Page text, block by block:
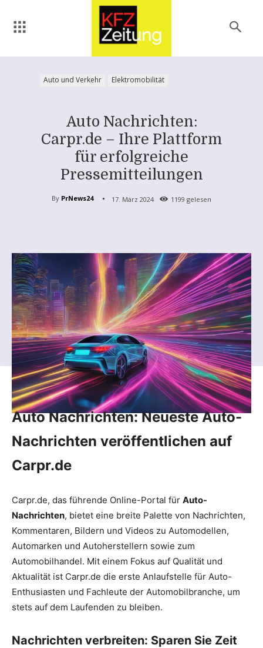
Auto und Verkehr Elektromobilität
Auto Nachrichten:
Carpr.de – Ihre Plattform
für erfolgreiche
Pressemitteilungen
By PrNews24 17. März 2024 1199 gelesen
Auto Nachrichten: Neueste Auto-
Nachrichten veröffentlichen auf
Carpr.de
Carpr.de, das führende Online-Portal für Auto-
Nachrichten, bietet eine breite Palette von Nachrichten,
Kommentaren, Bildern und Videos zu Automodellen,
Automarken und Autoherstellern sowie zum
Automobilhandel. Mit einem Fokus auf Qualität und
Aktualität ist Carpr.de die erste Anlaufstelle für Auto-
Enthusiasten und Fachleute der Automobilbranche, um
stets auf dem Laufenden zu bleiben.
Nachrichten verbreiten: Sparen Sie Zeit